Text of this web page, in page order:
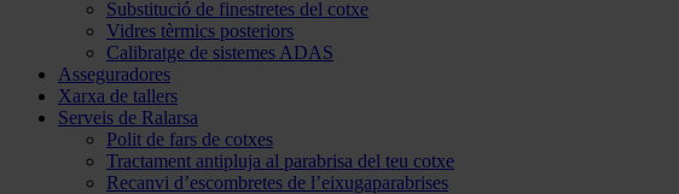
Substitució de finestretes del cotxe
Vidres tèrmics posteriors
Calibratge de sistemes ADAS
Asseguradores
Xarxa de tallers
Serveis de Ralarsa
Polit de fars de cotxes
Tractament antipluja al parabrisa del teu cotxe
Recanvi d’escombretes de l’eixugaparabrises